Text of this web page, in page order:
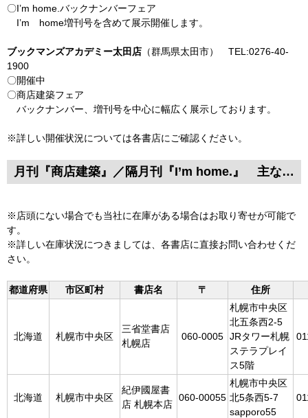
〇I’m home.バックナンバーフェア
I’m home増刊号を含めて展示開催します。
ブックマンズアカデミー太田店 （群馬県太田市） TEL:0276-40-
1900
〇開催中
〇商店建築フェア
バックナンバー、増刊号を中心に幅広く展示しております。
※詳しい開催状況については各書店にご確認ください。
月刊『商店建築』／隔月刊『I’m home.』 主なバックナンバー取り扱い書店
※店頭にない場合でも当社に在庫がある場合はお取り寄せが可能で
す。
※詳しい在庫状況につきましては、各書店に直接お問い合わせくだ
さい。
都道府県 市区町村 書店名 〒 住所
北海道 札幌市中央区
三省堂書店
札幌店
060-0005
札幌市中央区
北五条西2-5
JRタワー札幌
ステラプレイ
ス5階
北海道 札幌市中央区
紀伊國屋書
店 札幌本店
060-00055
札幌市中央区
北5条西5-7
sapporo55